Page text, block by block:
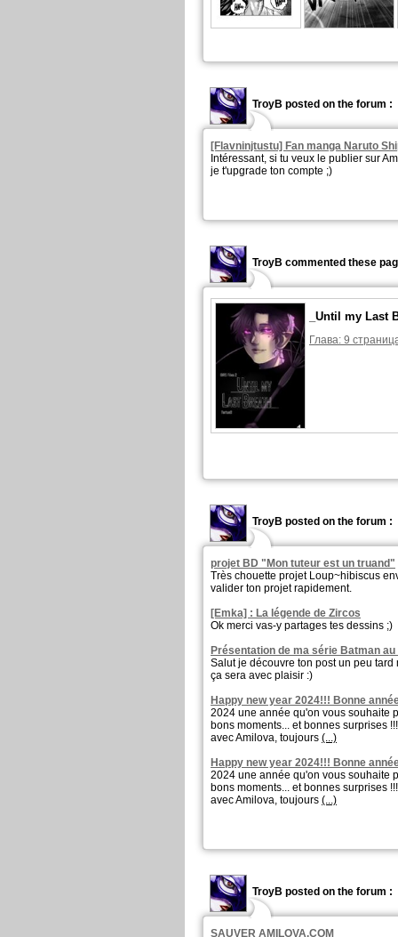
TroyB posted on the forum :
[Flavninjtustu] Fan manga Naruto
Intéressant, si tu veux le publier sur
je t'upgrade ton compte ;)
TroyB commented these
_Until my Last
Глава: 9
TroyB posted on the forum :
projet BD "Mon tuteur est un truand"
Très chouette projet Loup~hibiscus
valider ton projet rapidement.
[Emka] : La légende de Zircos
Ok merci vas-y partages tes dessins ;)
Présentation de ma série Batman
Salut je découvre ton post un peu
ça sera avec plaisir :)
Happy new year 2024!!! Bonne
2024 une année qu'on vous souhaite
bons moments... et bonnes surprises
avec Amilova, toujours (...)
Happy new year 2024!!! Bonne
2024 une année qu'on vous souhaite
bons moments... et bonnes surprises
avec Amilova, toujours (...)
TroyB posted on the forum :
SAUVER AMILOVA.COM